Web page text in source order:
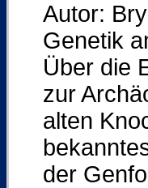
Autor:
Genetik
Über die
zur
alten
der